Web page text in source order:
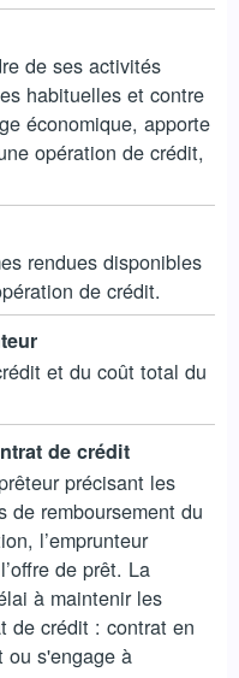
de ses activités
habituelles et contre
économique, apporte
opération de crédit,
rendues disponibles
de crédit.
et du coût total du
de crédit
précisant les
de remboursement du
l’emprunteur
de prêt. La
à maintenir les
de crédit : contrat en
ou s'engage à